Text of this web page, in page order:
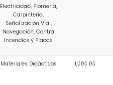
Electricidad, Plomería,
Carpintería,
Señalización Vial,
Navegación, Contra
Incendios y Placas
Materiales Didácticos 1,000.00